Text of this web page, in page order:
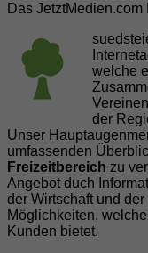
Das
welche
der
Unser
umfassenden
Freizeitbereich zu
Angebot duch
der Wirtschaft und
Möglichkeiten,
Kunden bietet.